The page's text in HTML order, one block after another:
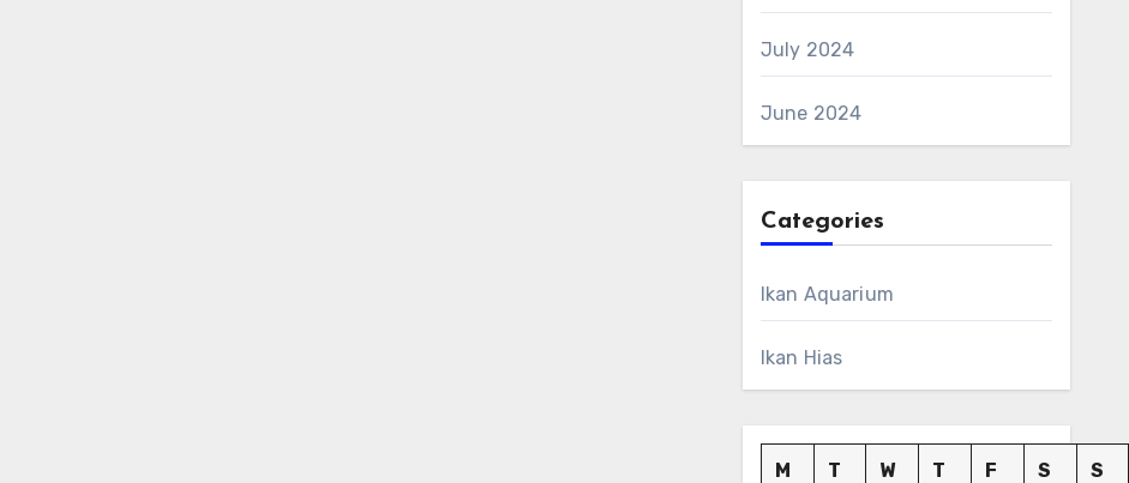
July 2024
June 2024
Categories
Ikan Aquarium
Ikan Hias
M T W T F S S